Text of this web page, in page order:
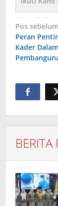
Navigasi
pos
Pos
Peran
Kader Dalam
BERITA